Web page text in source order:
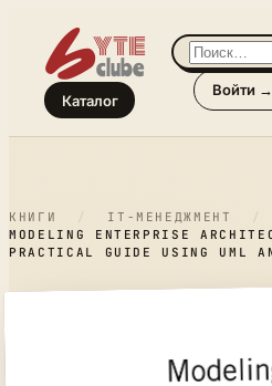
Каталог
Войти →
КНИГИ / IT-МЕНЕДЖМЕНТ /
MODELING ENTERPRISE
PRACTICAL GUIDE USING UML